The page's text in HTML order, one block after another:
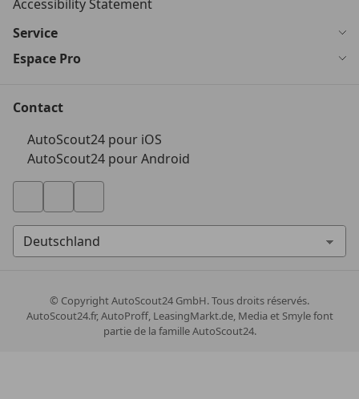
Accessibility Statement
Service
Espace Pro
Contact
AutoScout24 pour iOS
AutoScout24 pour Android
© CopyrightAutoScout24 GmbH. Tous droits réservés.
AutoScout24.fr, AutoProff, LeasingMarkt.de, Media et Smyle font
partie de la famille AutoScout24.